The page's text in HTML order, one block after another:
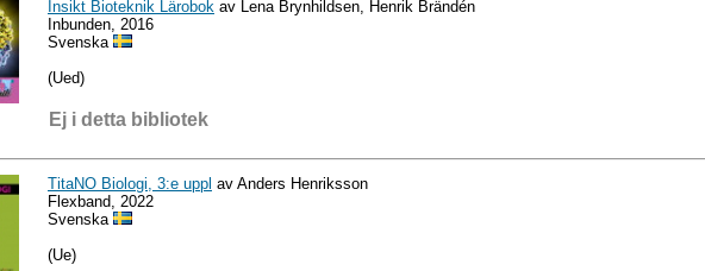
Insikt Bioteknik Lärobok av Lena Brynhildsen, Henrik Brändén
Inbunden, 2016
Svenska
(Ued)
Ej i detta bibliotek
TitaNO Biologi, 3:e uppl av Anders Henriksson
Flexband, 2022
Svenska
(Ue)